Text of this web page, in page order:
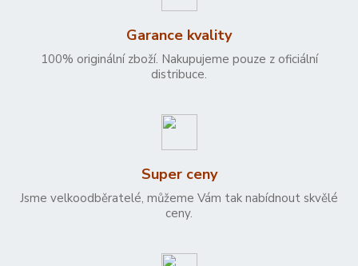
Garance kvality
100% originální zboží. Nakupujeme pouze z oficiální
distribuce.
Super ceny
Jsme velkoodběratelé, můžeme Vám tak nabídnout skvělé
ceny.